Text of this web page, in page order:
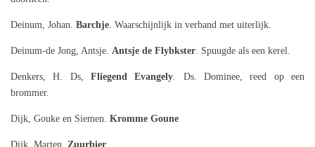
Deinum, Johan. Barchje. Waarschijnlijk in verband met uiterlijk.
Deinum-de Jong, Antsje. Antsje de Flybkster. Spuugde als een kerel.
Denkers, H. Ds, Fliegend Evangely. Ds. Dominee, reed op een
brommer.
Dijk, Gouke en Siemen. Kromme Goune
Dijk, Marten. Zuurbier